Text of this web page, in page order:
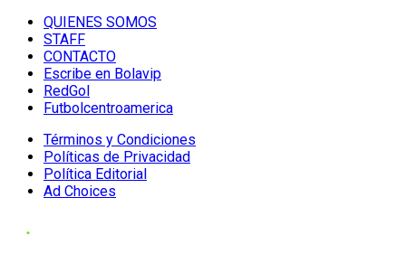
QUIENES SOMOS
STAFF
CONTACTO
Escribe en Bolavip
RedGol
Futbolcentroamerica
Términos y Condiciones
Políticas de Privacidad
Política Editorial
Ad Choices